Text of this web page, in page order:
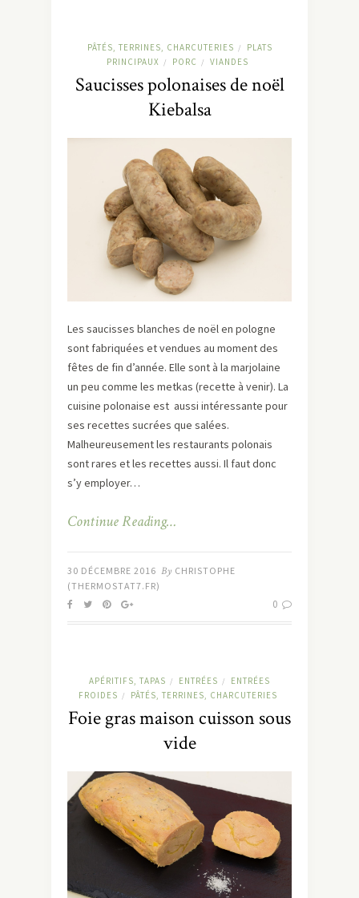
PÂTÉS, TERRINES, CHARCUTERIES /
PLATS
PRINCIPAUX / PORC / VIANDES
Saucisses polonaises de noël
Kiebalsa
Les saucisses blanches de noël en pologne
sont fabriquées et vendues au moment des
fêtes de fin d’année. Elle sont à la marjolaine
un peu comme les metkas (recette à venir). La
cuisine polonaise est aussi intéressante pour
ses recettes sucrées que salées.
Malheureusement les restaurants polonais
sont rares et les recettes aussi. Il faut donc
s’y employer…
Continue Reading…
30 DÉCEMBRE 2016 By CHRISTOPHE
(THERMOSTAT7.FR)
0
APÉRITIFS, TAPAS / ENTRÉES /
ENTRÉES
FROIDES / PÂTÉS, TERRINES, CHARCUTERIES
Foie gras maison cuisson sous
vide